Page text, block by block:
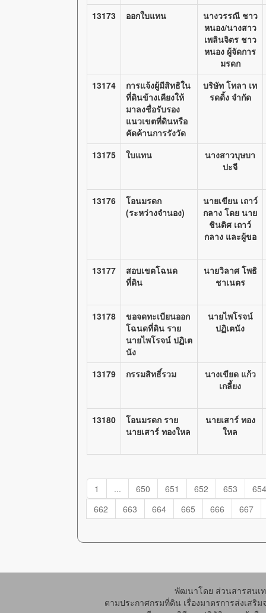
13173 ออกใบแทน
นางวรรณี ชาว
หนอง/นางสาว
เพลินจิตร ชาว
หนอง ผู้จัดการ
มรดก
13174
การแจ้งผู้มีสิทธิใน
ที่ดินข้างเคียงให้
มาลงชื่อรับรอง
แนวเขตที่ดินหรือ
คัดค้านการรังวัด
บริษัท โทลา เท
รดดิ้ง จำกัด
13175 ใบแทน
นางสาวบุษบา
ปะจี
13176
โอนมรดก
(ระหว่างจำนอง)
นายเขียน เถาว์
กลาง โดย นาย
ชินดิศ เถาว์
กลาง และผู้ขอ
13177
สอบเขตโฉนด
ที่ดิน
นายวิลาศ โพธิ
ชาเนตร
13178
ขอจดทะเบียนออก
โฉนดที่ดิน ราย
นายไพโรจน์ ปฏิเต
นัง
นายไพโรจน์
ปฏิเตนัง
13179 กรรมสิทธิ์รวม
นางเขียด แก้ว
เกลี้ยง
13180
โอนมรดก ราย
นายเสาร์ ทองใหล
นายเสาร์ ทอง
ใหล
1 ... 650 651 652 653
654
662
663 664 665 666 667
พัฒนาโดย ส่วนสารสนเ
ตามประกาศกรมที่ดิน เรื่องมาตรการส่งเสริ